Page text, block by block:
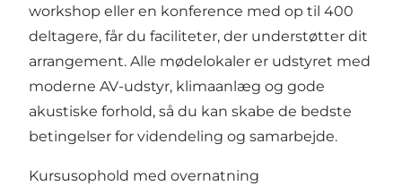
workshop eller en konference med op til 400
deltagere, får du faciliteter, der understøtter dit
arrangement. Alle mødelokaler er udstyret med
moderne AV-udstyr, klimaanlæg og gode
akustiske forhold, så du kan skabe de bedste
betingelser for videndeling og samarbejde.
Kursusophold med overnatning